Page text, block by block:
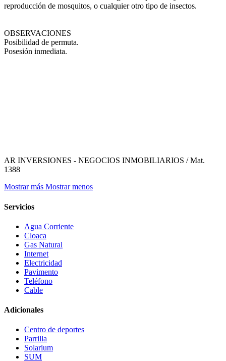
reproducción de mosquitos, o cualquier otro tipo de insectos.
OBSERVACIONES
Posibilidad de permuta.
Posesión inmediata.
AR INVERSIONES - NEGOCIOS INMOBILIARIOS / Mat.
1388
Mostrar más Mostrar menos
Servicios
Agua Corriente
Cloaca
Gas Natural
Internet
Electricidad
Pavimento
Teléfono
Cable
Adicionales
Centro de deportes
Parrilla
Solarium
SUM